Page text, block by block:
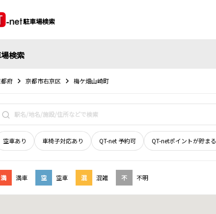
駐車場検索
検索
府 京都市右京区 梅ケ畑山崎町
空車あり 車椅子対応あり QT-net 予約可 QT-netポイントが貯まる
満 満車 空 空車 混 混雑 不 不明